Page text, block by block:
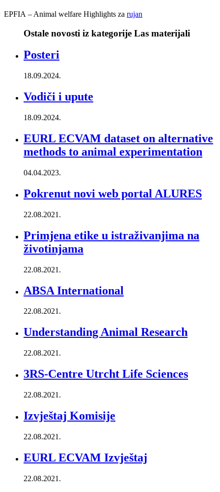
EPFIA – Animal welfare Highlights za rujan
Ostale novosti iz kategorije Las materijali
Posteri
18.09.2024.
Vodiči i upute
18.09.2024.
EURL ECVAM dataset on alternative
methods to animal experimentation
04.04.2023.
Pokrenut novi web portal ALURES
22.08.2021.
Primjena etike u istraživanjima na
životinjama
22.08.2021.
ABSA International
22.08.2021.
Understanding Animal Research
22.08.2021.
3RS-Centre Utrcht Life Sciences
22.08.2021.
Izvještaj Komisije
22.08.2021.
EURL ECVAM Izvještaj
22.08.2021.